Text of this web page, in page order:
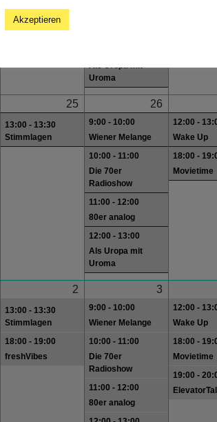
Als Uropa mit
Uroma
25
13:00 - 13:30
Stimmlagen
26
9:00 - 10:00
Wiener Melange
10:00 - 11:00
Die 70er
Radioshow
11:00 - 12:00
80er analog
12:00 - 13:00
Als Uropa mit
Uroma
12:00 -
Wake Up
18:00 -
Movietime
2
13:00 - 13:30
Stimmlagen
18:00 - 19:00
freshVibes
3
9:00 - 10:00
Wiener Melange
10:00 - 11:00
Die 70er
Radioshow
11:00 - 12:00
80er analog
12:00 -
Wake Up
18:00 -
Movietime
19:00 -
Akzeptieren